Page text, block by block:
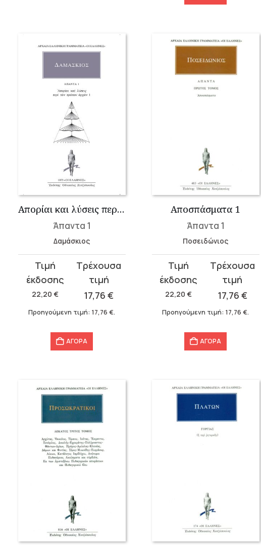
Απορίαι και λύσεις περί των πρώτων αρχών 1
Άπαντα 1
Δαμάσκιος
22,20 €
Original
price
was:
22,20 €.
17,76€
τρέχουσα
τιμή
είναι:
Προηγούμενη τιμή: 17,76€.
ΑΓΟΡΑ
Αποσπάσματα 1
Άπαντα 1
Ποσειδώνιος
22,20€
Original
price
was:
22,20 €.
17,76 €
τρέχουσα
τιμή
είναι:
Προηγούμενη τιμή: 17,76€.
ΑΓΟΡΑ